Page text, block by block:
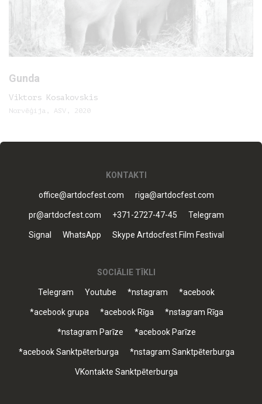
Gunda
Viktors Kosakovskis
Norvēģija, ASV, 2020
KONTAKTI
office@artdocfest.com riga@artdocfest.com
pr@artdocfest.com +371-2727-47-45 Telegram
Signal WhatsApp Skype Artdocfest Film Festival
SOCIĀLIE TĪKLI
Telegram Youtube *nstagram *acebook
*acebook grupa *acebook Rīga *nstagram Rīga
*nstagram Parīze *acebook Parīze
*acebook Sanktpēterburga *nstagram Sanktpēterburga
VKontakte Sanktpēterburga